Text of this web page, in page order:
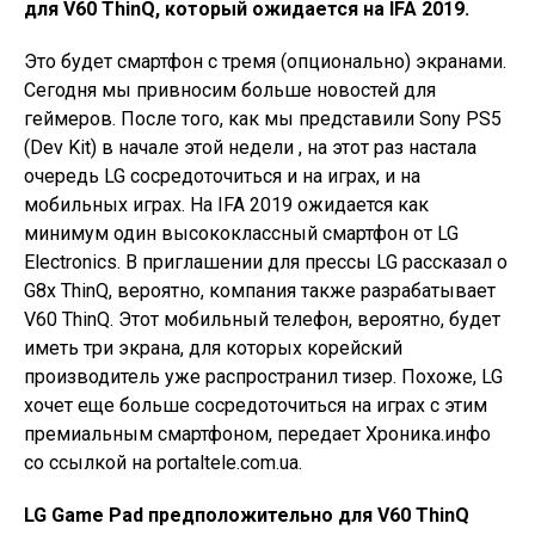
для V60 ThinQ, который ожидается на IFA 2019.
Это будет смартфон с тремя (опционально) экранами.
Сегодня мы привносим больше новостей для
геймеров. После того, как мы представили Sony PS5
(Dev Kit) в начале этой недели , на этот раз настала
очередь LG сосредоточиться и на играх, и на
мобильных играх. На IFA 2019 ожидается как
минимум один высококлассный смартфон от LG
Electronics. В приглашении для прессы LG рассказал о
G8x ThinQ, вероятно, компания также разрабатывает
V60 ThinQ. Этот мобильный телефон, вероятно, будет
иметь три экрана, для которых корейский
производитель уже распространил тизер. Похоже, LG
хочет еще больше сосредоточиться на играх с этим
премиальным смартфоном, передает Хроника.инфо
со ссылкой на portaltele.com.ua.
LG Game Pad предположительно для V60 ThinQ